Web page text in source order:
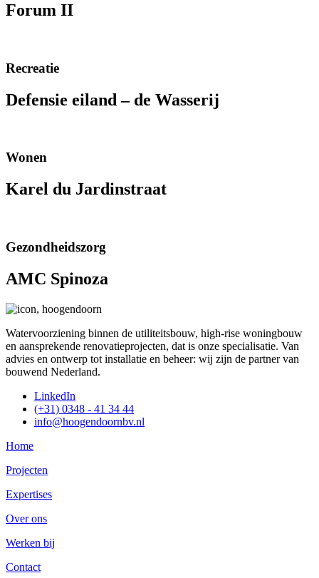
Forum II
Recreatie
Defensie eiland – de Wasserij
Wonen
Karel du Jardinstraat
Gezondheidszorg
AMC Spinoza
Watervoorziening binnen de utiliteitsbouw, high-rise woningbouw
en aansprekende renovatieprojecten, dat is onze specialisatie. Van
advies en ontwerp tot installatie en beheer: wij zijn de partner van
bouwend Nederland.
LinkedIn
(+31) 0348 - 41 34 44
info@hoogendoornbv.nl
Home
Projecten
Expertises
Over ons
Werken bij
Contact